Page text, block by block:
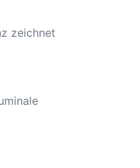
zeichnet